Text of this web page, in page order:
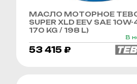
МАСЛО МОТОРНОЕ
SUPER XLD EEV SAE
170 KG / 198 L)
В
53 415 ₽